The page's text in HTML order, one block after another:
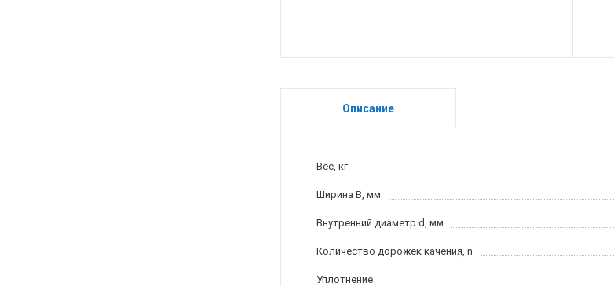
Описание
Вес, кг
Ширина B, мм
Внутренний диаметр d, мм
Количество дорожек качения, n
Уплотнение